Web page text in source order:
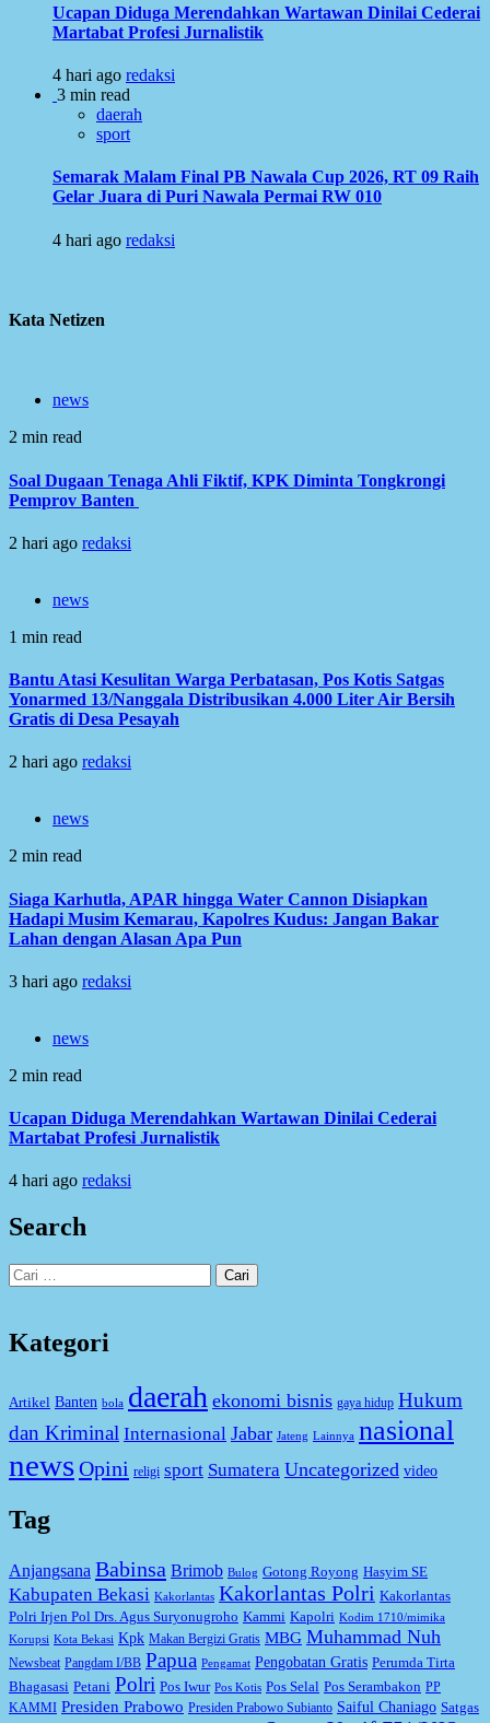
Ucapan Diduga Merendahkan Wartawan Dinilai Cederai
Martabat Profesi Jurnalistik
4 hari ago redaksi
3 min read
daerah
sport
Semarak Malam Final PB Nawala Cup 2026, RT 09 Raih
Gelar Juara di Puri Nawala Permai RW 010
4 hari ago redaksi
Kata Netizen
news
2 min read
Soal Dugaan Tenaga Ahli Fiktif, KPK Diminta Tongkrongi
Pemprov Banten
2 hari ago redaksi
news
1 min read
Bantu Atasi Kesulitan Warga Perbatasan, Pos Kotis Satgas
Yonarmed 13/Nanggala Distribusikan 4.000 Liter Air Bersih
Gratis di Desa Pesayah
2 hari ago redaksi
news
2 min read
Siaga Karhutla, APAR hingga Water Cannon Disiapkan
Hadapi Musim Kemarau, Kapolres Kudus: Jangan Bakar
Lahan dengan Alasan Apa Pun
3 hari ago redaksi
news
2 min read
Ucapan Diduga Merendahkan Wartawan Dinilai Cederai
Martabat Profesi Jurnalistik
4 hari ago redaksi
Search
Cari
untuk:
Kategori
Artikel Banten bola daerah ekonomi bisnis gaya hidup Hukum
dan Kriminal Internasional Jabar Jateng Lainnya nasional
newsOpini religi sport Sumatera Uncategorized video
Tag
Anjangsana Babinsa Brimob Bulog Gotong Royong Hasyim SE
Kabupaten Bekasi Kakorlantas Kakorlantas Polri Kakorlantas
Polri Irjen Pol Drs. Agus Suryonugroho Kammi Kapolri Kodim 1710/mimika
Korupsi Kota Bekasi Kpk Makan Bergizi Gratis MBG Muhammad Nuh
Newsbeat Pangdam I/BB Papua Pengamat Pengobatan Gratis Perumda Tirta
Bhagasasi Petani Polri Pos Iwur Pos Kotis Pos Selal Pos Serambakon PP
KAMMI Presiden Prabowo Presiden Prabowo Subianto Saiful Chaniago Satgas